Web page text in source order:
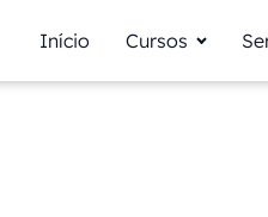
Início Cursos